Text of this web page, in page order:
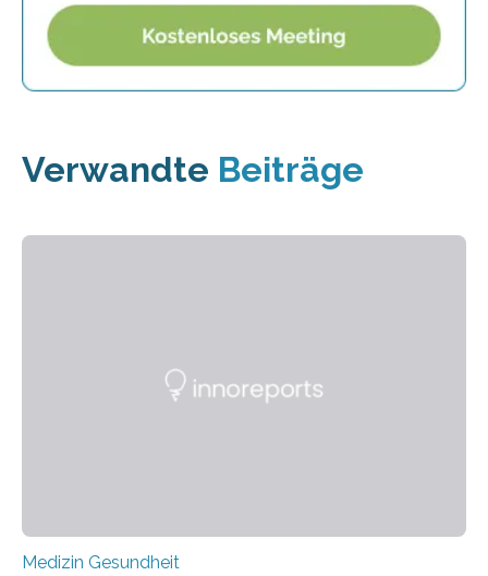
Verwandte Beiträge
Medizin Gesundheit